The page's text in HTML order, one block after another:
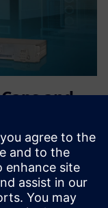
and
(гальмівну)
динамічних